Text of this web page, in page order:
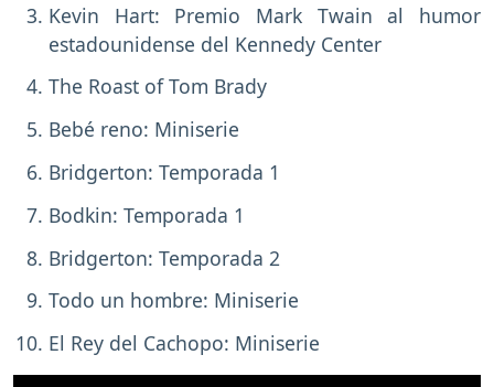
Kevin Hart: Premio Mark Twain al humor
estadounidense del Kennedy Center
The Roast of Tom Brady
Bebé reno: Miniserie
Bridgerton: Temporada 1
Bodkin: Temporada 1
Bridgerton: Temporada 2
Todo un hombre: Miniserie
El Rey del Cachopo: Miniserie